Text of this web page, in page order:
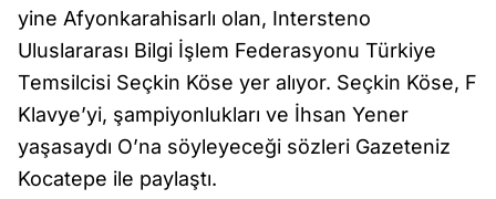
yine Afyonkarahisarlı olan, Intersteno
Uluslararası Bilgi İşlem Federasyonu Türkiye
Temsilcisi Seçkin Köse yer alıyor. Seçkin Köse, F
Klavye’yi, şampiyonlukları ve İhsan Yener
yaşasaydı O’na söyleyeceği sözleri Gazeteniz
Kocatepe ile paylaştı.